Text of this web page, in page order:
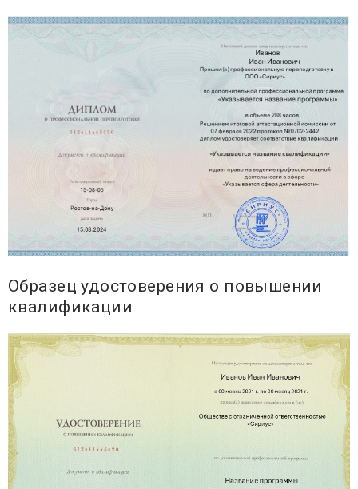
Образец удостоверения о повышении
квалификации